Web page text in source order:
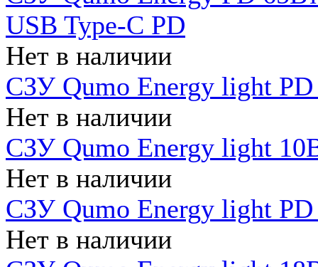
USB Type-C PD
Нет в наличии
СЗУ Qumo Energy light
Нет в наличии
СЗУ Qumo Energy light
Нет в наличии
СЗУ Qumo Energy light
Нет в наличии